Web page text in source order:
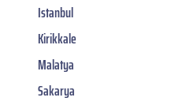
Istanbul
Kirikkale
Malatya
Sakarya